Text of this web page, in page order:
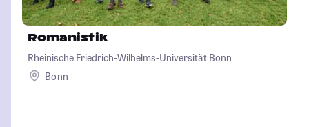
Romanistik
Rheinische Friedrich-Wilhelms-Universität Bonn
Bonn